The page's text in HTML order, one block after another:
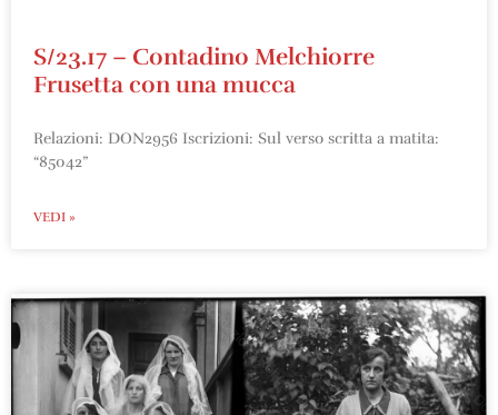
S/23.17 – Contadino Melchiorre
Frusetta con una mucca
Relazioni: DON2956 Iscrizioni: Sul verso scritta a matita:
“85042”
VEDI »